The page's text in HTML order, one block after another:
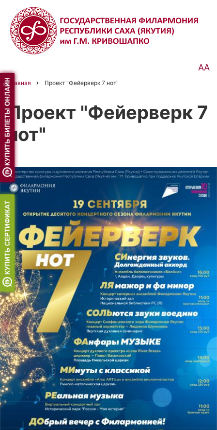
Перейти
основному
содержанию
АА
Строка
навигации
Главная Проект "Фейерверк 7 нот"
Проект "Фейерверк 7
нот"